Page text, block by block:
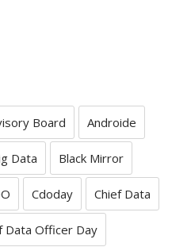
Board Androide
Data Black Mirror
Cdoday Chief Data
Data Officer Day